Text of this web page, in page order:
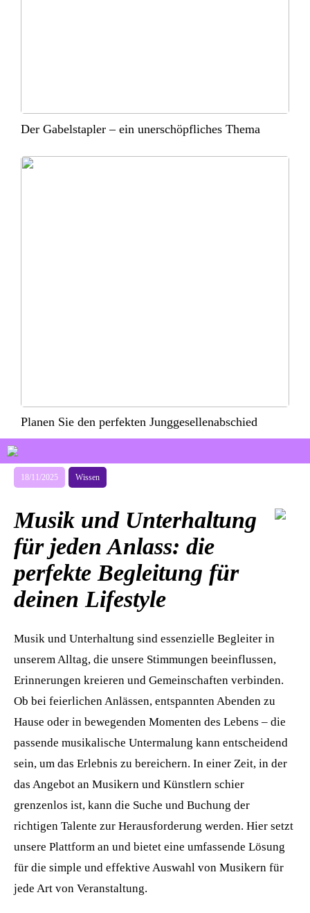
Der Gabelstapler – ein unerschöpfliches Thema
Planen Sie den perfekten Junggesellenabschied
18/11/2025 Wissen
Musik und Unterhaltung
für jeden Anlass: die
perfekte Begleitung für
deinen Lifestyle
Musik und Unterhaltung sind essenzielle Begleiter in
unserem Alltag, die unsere Stimmungen beeinflussen,
Erinnerungen kreieren und Gemeinschaften verbinden.
Ob bei feierlichen Anlässen, entspannten Abenden zu
Hause oder in bewegenden Momenten des Lebens – die
passende musikalische Untermalung kann entscheidend
sein, um das Erlebnis zu bereichern. In einer Zeit, in der
das Angebot an Musikern und Künstlern schier
grenzenlos ist, kann die Suche und Buchung der
richtigen Talente zur Herausforderung werden. Hier setzt
unsere Plattform an und bietet eine umfassende Lösung
für die simple und effektive Auswahl von Musikern für
jede Art von Veranstaltung.